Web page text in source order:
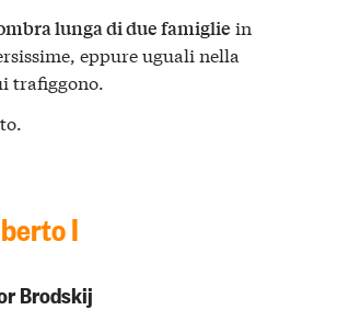
lunga di due famiglie in
eppure uguali nella
trafiggono.
I
Brodskij